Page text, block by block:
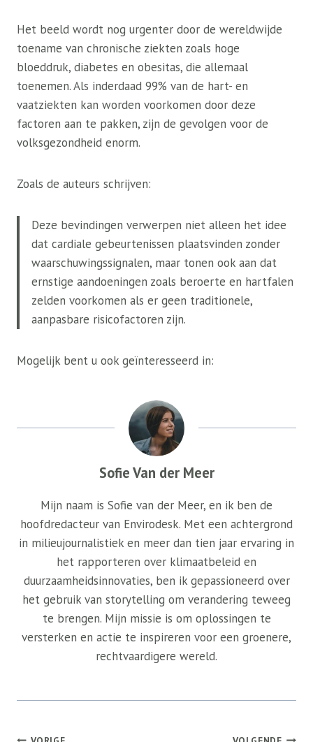
Het beeld wordt nog urgenter door de wereldwijde
toename van chronische ziekten zoals hoge
bloeddruk, diabetes en obesitas, die allemaal
toenemen. Als inderdaad 99% van de hart- en
vaatziekten kan worden voorkomen door deze
factoren aan te pakken, zijn de gevolgen voor de
volksgezondheid enorm.
Zoals de auteurs schrijven:
Deze bevindingen verwerpen niet alleen het idee
dat cardiale gebeurtenissen plaatsvinden zonder
waarschuwingssignalen, maar tonen ook aan dat
ernstige aandoeningen zoals beroerte en hartfalen
zelden voorkomen als er geen traditionele,
aanpasbare risicofactoren zijn.
Mogelijk bent u ook geïnteresseerd in:
Sofie Van der Meer
Mijn naam is Sofie van der Meer, en ik ben de
hoofdredacteur van Envirodesk. Met een achtergrond
in milieujournalistiek en meer dan tien jaar ervaring in
het rapporteren over klimaatbeleid en
duurzaamheidsinnovaties, ben ik gepassioneerd over
het gebruik van storytelling om verandering teweeg
te brengen. Mijn missie is om oplossingen te
versterken en actie te inspireren voor een groenere,
rechtvaardigere wereld.